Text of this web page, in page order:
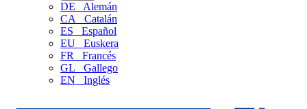
DE
Alemán
CA
Catalán
ES
Español
EU
Euskera
FR
Francés
GL
Gallego
EN
Inglés